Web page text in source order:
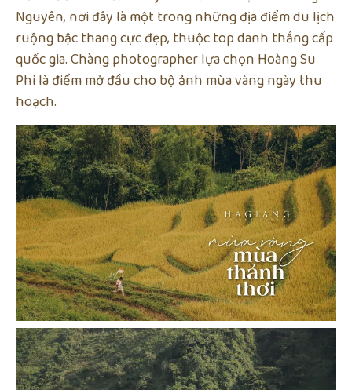
Nguyên, nơi đây là một trong những địa điểm du lịch
ruộng bậc thang cực đẹp, thuộc top danh thắng cấp
quốc gia. Chàng photographer lựa chọn Hoàng Su
Phi là điểm mở đầu cho bộ ảnh mùa vàng ngày thu
hoạch.